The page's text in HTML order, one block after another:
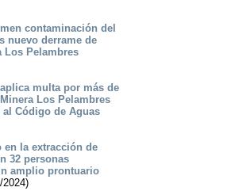
contaminación del
nuevo derrame de
Los Pelambres
multa por más de
Los Pelambres
Código de Aguas
en la extracción de
32 personas
amplio prontuario
2024)